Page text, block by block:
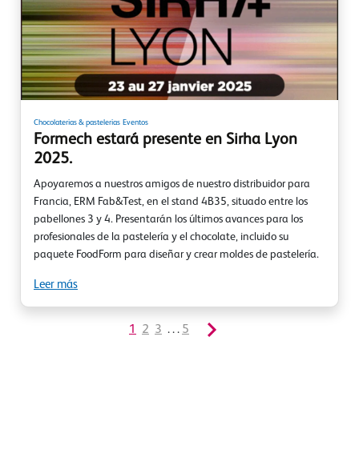
Chocolaterías & pastelerías Eventos
Formech estará presente en Sirha Lyon
2025.
Apoyaremos a nuestros amigos de nuestro distribuidor para
Francia, ERM Fab&Test, en el stand 4B35, situado entre los
pabellones 3 y 4. Presentarán los últimos avances para los
profesionales de la pastelería y el chocolate, incluido su
paquete FoodForm para diseñar y crear moldes de pastelería.
Leer más
1 2 3 . . . 5